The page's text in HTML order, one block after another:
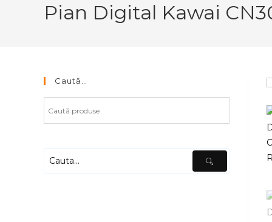
Kawai
CN301
Pian Digital Kawai
Caută…